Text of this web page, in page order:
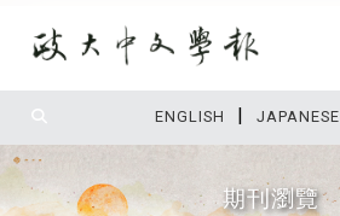
ENGLISH | JAPANESE
期刊瀏覽